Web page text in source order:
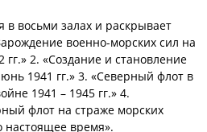
в восьми залах и раскрывает
военно-морских сил на
гг.» 2. «Создание и становление
1941 гг.» 3. «Северный флот в
1941 – 1945 гг.» 4.
флот на страже морских
настоящее время».